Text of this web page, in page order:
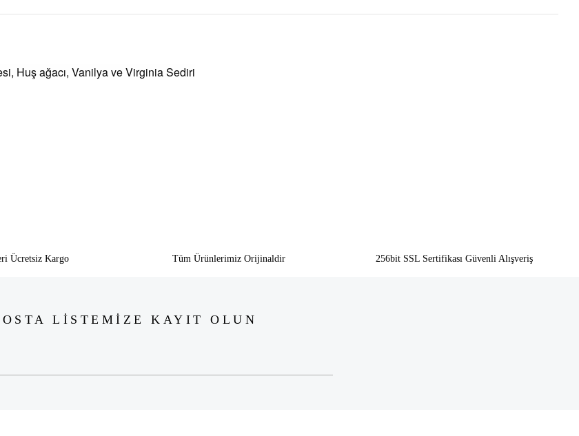
Huş ağacı, Vanilya ve Virginia Sediri
Ücretsiz Kargo Tüm Ürünlerimiz Orijinaldir 256bit SSL Sertifikası Güvenli Alışveriş
LİSTEMİZE KAYIT OLUN